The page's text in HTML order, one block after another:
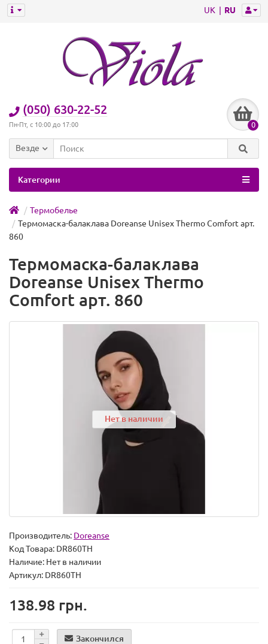
UK RU
(050) 630-22-52
Пн-Пт, с 10:00 до 17:00 0
Везде
Категории
Термобелье
Термомаска-балаклава Doreanse Unisex Thermo Comfort арт.
860
Термомаска-балаклава
Doreanse Unisex Thermo
Comfort арт. 860
Нет в наличии
Производитель: Doreanse
Код Товара: DR860TH
Наличие: Нет в наличии
Артикул: DR860TH
138.98 грн.
Закончился